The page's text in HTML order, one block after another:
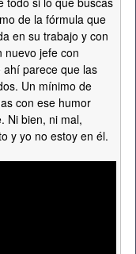
de la fórmula que
en su trabajo y con
nuevo jefe con
parece que las
Un mínimo de
con ese humor
Ni bien, ni mal,
y yo no estoy en él.